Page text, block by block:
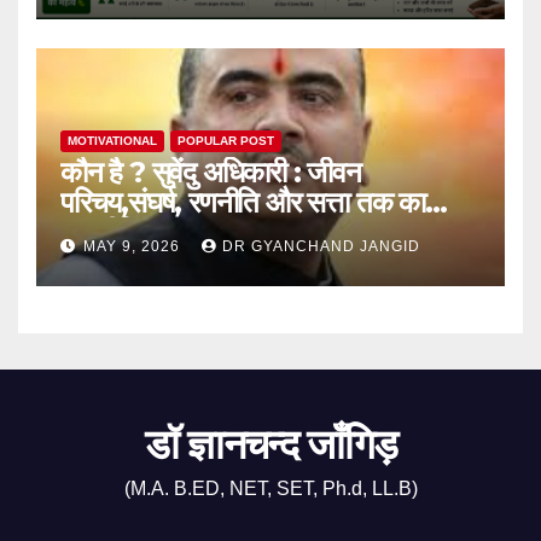
MOTIVATIONAL POPULAR POST
कौन है ? सुवेंदु अधिकारी : जीवन
परिचय,संघर्ष, रणनीति और सत्ता तक का
राजनीतिक सफर
MAY 9, 2026 DR GYANCHAND JANGID
डॉ ज्ञानचन्द जाँगिड़
(M.A. B.ED, NET, SET, Ph.d, LL.B)